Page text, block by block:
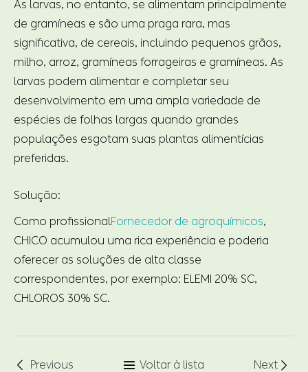
As larvas, no entanto, se alimentam principalmente
de gramíneas e são uma praga rara, mas
significativa, de cereais, incluindo pequenos grãos,
milho, arroz, gramíneas forrageiras e gramíneas. As
larvas podem alimentar e completar seu
desenvolvimento em uma ampla variedade de
espécies de folhas largas quando grandes
populações esgotam suas plantas alimentícias
preferidas.
Solução:
Como profissionalFornecedor de agroquímicos,
CHICO acumulou uma rica experiência e poderia
oferecer as soluções de alta classe
correspondentes, por exemplo: ELEMI 20% SC,
CHLOROS 30% SC.
 Previous  Voltar à lista Next 